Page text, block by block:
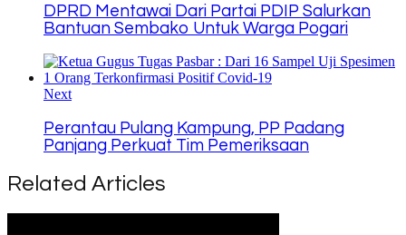
DPRD Mentawai Dari Partai PDIP Salurkan
Bantuan Sembako Untuk Warga Pogari
Next
Perantau Pulang Kampung, PP Padang
Panjang Perkuat Tim Pemeriksaan
Related Articles